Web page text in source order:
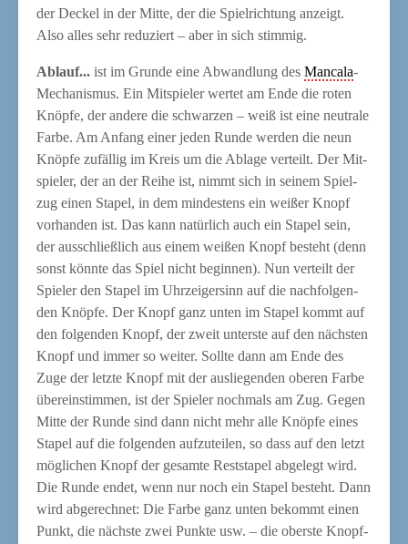
der Deckel in der Mit­te, der die Spiel­rich­tung anzeigt.
Also alles sehr redu­ziert – aber in sich stimmig.
Ablauf... ist im Grun­de eine Abwand­lung des Man­ca­la-
Mecha­nis­mus. Ein Mit­spie­ler wer­tet am Ende die roten
Knöp­fe, der ande­re die schwar­zen – weiß ist eine neu­tra­le
Far­be. Am Anfang einer jeden Run­de wer­den die neun
Knöp­fe zufäl­lig im Kreis um die Abla­ge ver­teilt. Der Mit­
spie­ler, der an der Rei­he ist, nimmt sich in sei­nem Spiel­
zug einen Sta­pel, in dem min­des­tens ein wei­ßer Knopf
vor­han­den ist. Das kann natür­lich auch ein Sta­pel sein,
der aus­schließ­lich aus einem wei­ßen Knopf besteht (denn
sonst könn­te das Spiel nicht begin­nen). Nun ver­teilt der
Spie­ler den Sta­pel im Uhr­zei­ger­sinn auf die nach­fol­gen­
den Knöp­fe. Der Knopf ganz unten im Sta­pel kommt auf
den fol­gen­den Knopf, der zweit unters­te auf den nächs­ten
Knopf und immer so wei­ter. Soll­te dann am Ende des
Zuge der letz­te Knopf mit der aus­lie­gen­den obe­ren Far­be
über­ein­stim­men, ist der Spie­ler noch­mals am Zug. Gegen
Mit­te der Run­de sind dann nicht mehr alle Knöp­fe eines
Sta­pel auf die fol­gen­den auf­zu­tei­len, so dass auf den letzt
mög­li­chen Knopf der gesam­te Rest­sta­pel abge­legt wird.
Die Run­de endet, wenn nur noch ein Sta­pel besteht. Dann
wird abge­rech­net: Die Far­be ganz unten bekommt einen
Punkt, die nächs­te zwei Punk­te usw. – die obers­te Knopf­